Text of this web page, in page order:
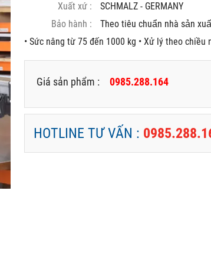
Xuất xứ :
SCHMALZ - GERMANY
Bảo hành :
Theo tiêu chuẩn nhà sản
• Sức nâng từ 75 đến 1000 kg • Xử lý theo
Giá sản phẩm : 0985.288.164
HOTLINE TƯ VẤN :